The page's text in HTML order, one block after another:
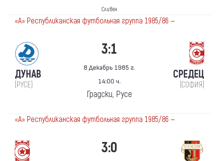
Сливен
«А» Республиканская футбольная группа 1985/86 —
ДУНАВ
(РУСЕ)
3:1
8 Декабрь 1985 г.
14:00 ч.
Градски, Русе
СРЕДЕЦ
(СОФИЯ)
«А» Республиканская футбольная группа 1985/86 —
3:0